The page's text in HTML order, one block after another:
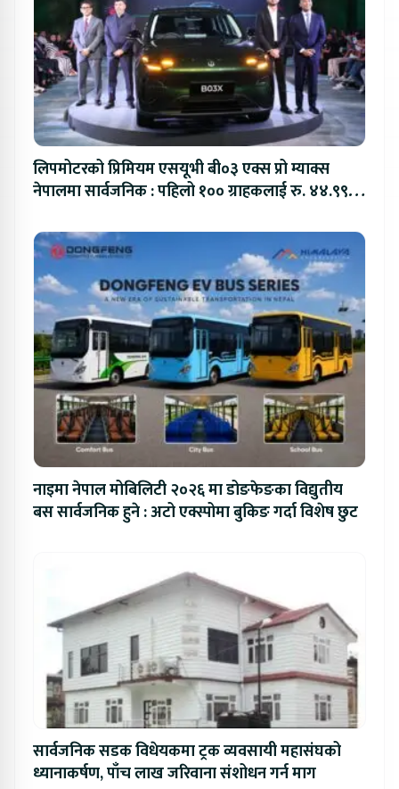
लिपमोटरको प्रिमियम एसयूभी बी०३ एक्स प्रो म्याक्स
नेपालमा सार्वजनिक : पहिलो १०० ग्राहकलाई रु. ४४.९९
नाइमा नेपाल मोबिलिटी २०२६ मा डोङफेङका विद्युतीय
बस सार्वजनिक हुने : अटो एक्स्पोमा बुकिङ गर्दा विशेष छुट
सार्वजनिक सडक विधेयकमा ट्रक व्यवसायी महासंघको
ध्यानाकर्षण, पाँच लाख जरिवाना संशोधन गर्न माग